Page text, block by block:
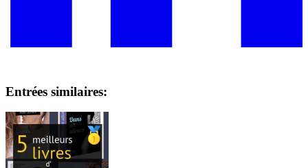
Entrées similaires: